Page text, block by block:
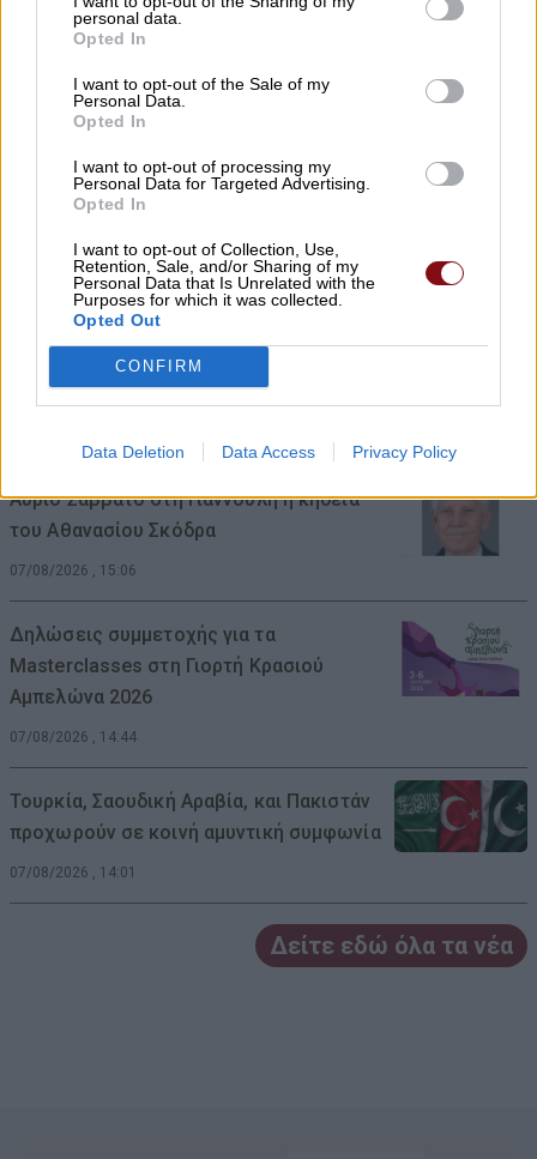
personal data.
Opted In
I want to opt-out of the Sale of my
Personal Data.
Opted In
I want to opt-out of processing my
Personal Data for Targeted Advertising.
Opted In
I want to opt-out of Collection, Use,
Retention, Sale, and/or Sharing of my
Personal Data that Is Unrelated with the
Purposes for which it was collected.
Opted Out
CONFIRM
Data Deletion Data Access Privacy Policy
Αύριο Σάββατο στη Λάρισα η κηδεία του
07/08/2026 , 21:09
Ταϊλάνδη: 14χρονος άνοιξε πυρ σε
σχολείο – Σκότωσε 5 εκπαιδευτικούς και
07/08/2026 , 20:35
Εορτασμός της Μεταμόρφωσης στο
«χωριό των Λαρισαίων» στην Ουγκάντα
με νέα ομαδική βάπτιση
Αύριο Σάββατο στη Γιάννουλη η κηδεία
του Αθανασίου Σκόδρα
07/08/2026 , 15:06
Δηλώσεις συμμετοχής για τα
Masterclasses στη Γιορτή Κρασιού
Αμπελώνα 2026
07/08/2026 , 14:44
Τουρκία, Σαουδική Αραβία, και Πακιστάν
προχωρούν σε κοινή αμυντική συμφωνία
07/08/2026 , 14:01
Δείτε εδώ όλα τα νέα